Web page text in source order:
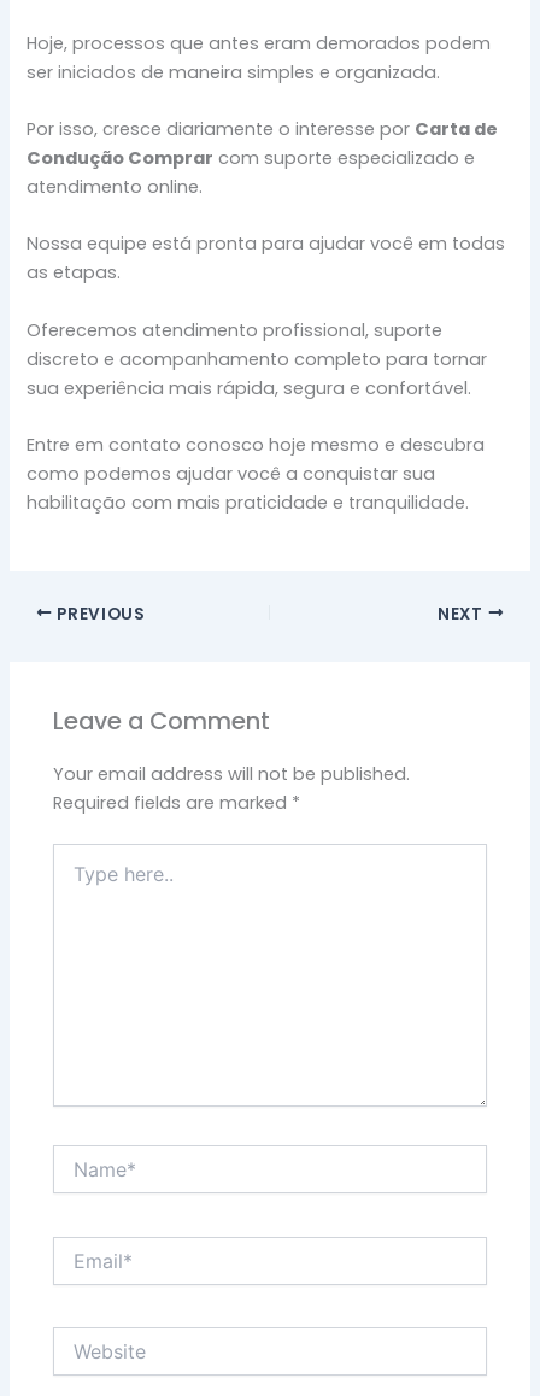
Hoje, processos que antes eram demorados podem
ser iniciados de maneira simples e organizada.
Por isso, cresce diariamente o interesse por Carta de
Condução Comprar com suporte especializado e
atendimento online.
Nossa equipe está pronta para ajudar você em todas
as etapas.
Oferecemos atendimento profissional, suporte
discreto e acompanhamento completo para tornar
sua experiência mais rápida, segura e confortável.
Entre em contato conosco hoje mesmo e descubra
como podemos ajudar você a conquistar sua
habilitação com mais praticidade e tranquilidade.
PREVIOUS NEXT
Leave a Comment
Your email address will not be published.
Required fields are marked *
here..
Name*
Website